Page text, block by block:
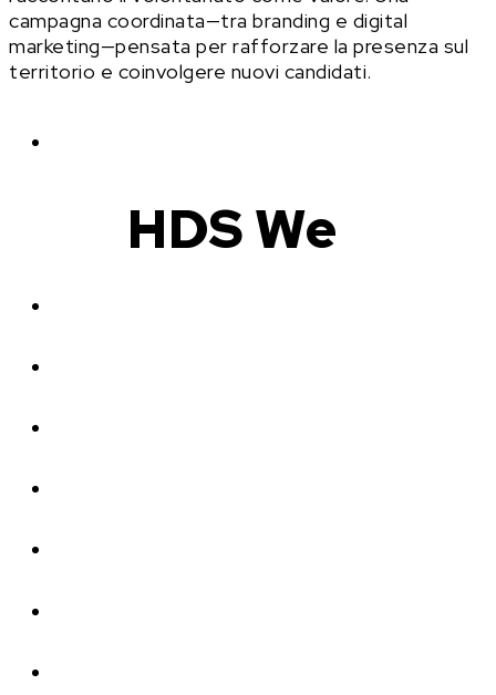
campagna coordinata—tra branding e digital
marketing—pensata per rafforzare la presenza sul
territorio e coinvolgere nuovi candidati.
HDS We